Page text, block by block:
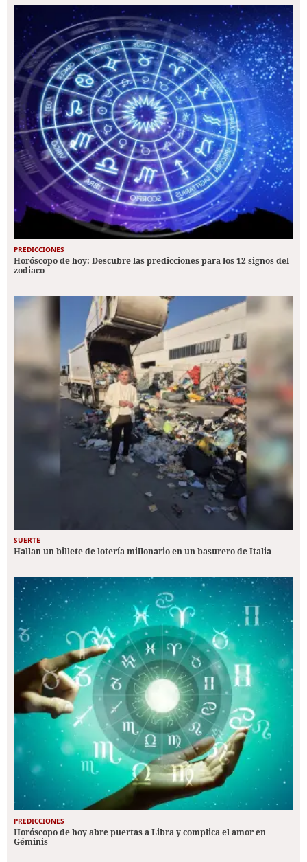
PREDICCIONES
Horóscopo de hoy: Descubre las predicciones para los 12 signos del
zodiaco
SUERTE
Hallan un billete de lotería millonario en un basurero de Italia
PREDICCIONES
Horóscopo de hoy abre puertas a Libra y complica el amor en
Géminis